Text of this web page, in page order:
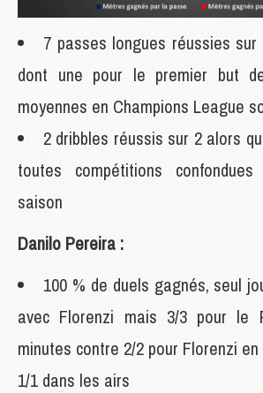
7 passes longues réussies
dont une pour le premier but
moyennes en Champions League
2 dribbles réussis sur 2 alors
toutes compétitions
saison
Danilo Pereira :
100 % de duels gagnés, seul
avec Florenzi mais 3/3 pour le
minutes contre 2/2 pour Florenzi
1/1 dans les airs